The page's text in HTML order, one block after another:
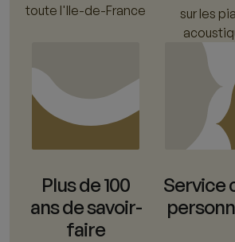
toute l'Ile-de-France
sur les
Plus de 100
ans de savoir-
faire
Service